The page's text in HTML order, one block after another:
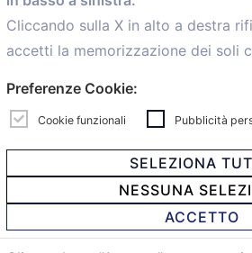
Informazioni Ex L. 124/2017
News
personalCaf
© 2021 Confartigianato Imprese
Via Papini, 18 - 40128 Bologna - Italy
Cliccando sulla X in alto a destra
accetti la memorizzazione dei soli
Preferenze Cookie:
Cookie funzionali Pubblicità
SELEZIONA
NESSUNA
ACCETTO